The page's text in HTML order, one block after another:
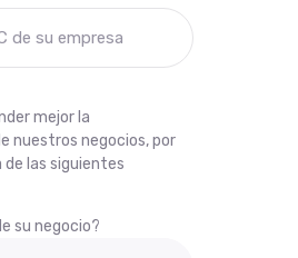
mejor la
nuestros negocios, por
las siguientes
su negocio?